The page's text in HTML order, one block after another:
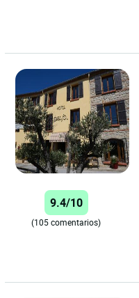
9.4/10
(105 comentarios)